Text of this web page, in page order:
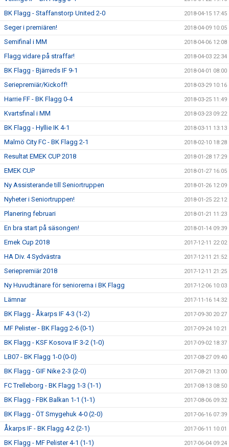
BK Flagg - Staffanstorp United 2-0 2018-04-15 17:45
Seger i premiären! 2018-04-09 10:05
Semifinal i MM 2018-04-06 12:08
Flagg vidare på straffar! 2018-04-03 22:34
BK Flagg - Bjärreds IF 9-1 2018-04-01 08:00
Seriepremiär/Kickoff! 2018-03-29 10:16
Harrie FF - BK Flagg 0-4 2018-03-25 11:49
Kvartsfinal i MM 2018-03-23 09:22
BK Flagg - Hyllie IK 4-1 2018-03-11 13:13
Malmö City FC - BK Flagg 2-1 2018-02-10 18:28
Resultat EMEK CUP 2018 2018-01-28 17:29
EMEK CUP 2018-01-27 16:05
Ny Assisterande till Seniortruppen 2018-01-26 12:09
Nyheter i Seniortruppen! 2018-01-25 22:12
Planering februari 2018-01-21 11:23
En bra start på säsongen! 2018-01-14 09:39
Emek Cup 2018 2017-12-11 22:02
HA Div. 4 Sydvästra 2017-12-11 21:52
Seriepremiär 2018 2017-12-11 21:25
Ny Huvudtänare för seniorerna i BK Flagg 2017-12-06 10:03
Lämnar 2017-11-16 14:32
BK Flagg - Åkarps IF 4-3 (1-2) 2017-09-30 20:27
MF Pelister - BK Flagg 2-6 (0-1) 2017-09-24 10:21
BK Flagg - KSF Kosova IF 3-2 (1-0) 2017-09-02 18:37
LB07 - BK Flagg 1-0 (0-0) 2017-08-27 09:40
BK Flagg - GIF Nike 2-3 (2-0) 2017-08-21 13:00
FC Trelleborg - BK Flagg 1-3 (1-1) 2017-08-13 08:50
BK Flagg - FBK Balkan 1-1 (1-1) 2017-08-06 09:32
BK Flagg - ÖT Smygehuk 4-0 (2-0) 2017-06-16 07:39
Åkarps IF - BK Flagg 4-2 (2-1) 2017-06-11 10:01
BK Flagg - MF Pelister 4-1 (1-1) 2017-06-04 09:24